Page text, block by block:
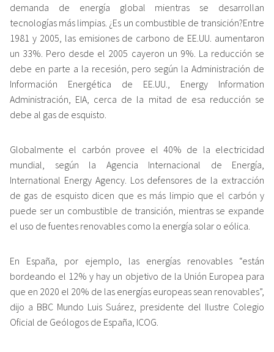
demanda de energía global mientras se desarrollan
tecnologías más limpias. ¿Es un combustible de transición?Entre
1981 y 2005, las emisiones de carbono de EE.UU. aumentaron
un 33%. Pero desde el 2005 cayeron un 9%. La reducción se
debe en parte a la recesión, pero según la Administración de
Información Energética de EE.UU., Energy Information
Administración, EIA, cerca de la mitad de esa reducción se
debe al gas de esquisto.
Globalmente el carbón provee el 40% de la electricidad
mundial, según la Agencia Internacional de Energía,
International Energy Agency. Los defensores de la extracción
de gas de esquisto dicen que es más limpio que el carbón y
puede ser un combustible de transición, mientras se expande
el uso de fuentes renovables como la energía solar o eólica.
En España, por ejemplo, las energías renovables “están
bordeando el 12% y hay un objetivo de la Unión Europea para
que en 2020 el 20% de las energías europeas sean renovables”,
dijo a BBC Mundo Luis Suárez, presidente del Ilustre Colegio
Oficial de Geólogos de España, ICOG.